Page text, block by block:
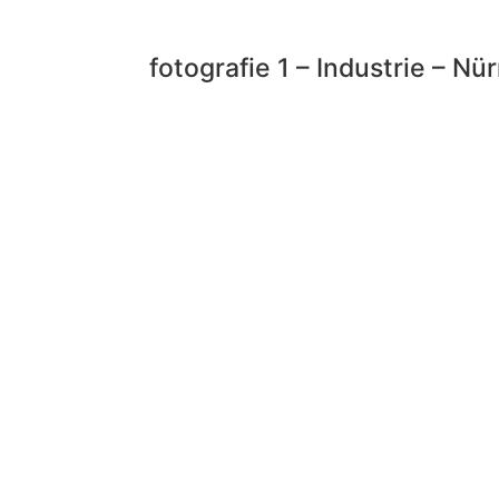
fotografie 1 – Industrie –